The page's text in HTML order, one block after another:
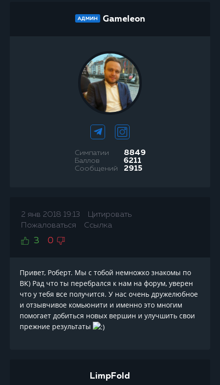
АДМИН Gameleon
Симпатии 8849
Баллов 6211
Сообщений 2915
2 янв 2018 19:13
Цитировать
Пожаловаться
Ссылка
3 0
Привет, Роберт. Мы с тобой немножко знакомы по
ВК) Рад что ты перебрался к нам на форум, уверен
что у тебя все получится. У нас очень дружелюбное
и отзывчивое комьюнити и именно это многим
помогает добиться новых вершин и улучшить свои
прежние результаты
LimpFold